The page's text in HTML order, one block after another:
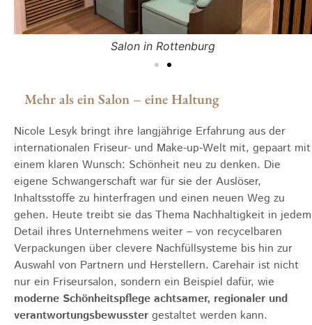
Salon in Rottenburg
Mehr als ein Salon – eine Haltung
Nicole Lesyk bringt ihre langjährige Erfahrung aus der
internationalen Friseur- und Make-up-Welt mit, gepaart mit
einem klaren Wunsch: Schönheit neu zu denken. Die
eigene Schwangerschaft war für sie der Auslöser,
Inhaltsstoffe zu hinterfragen und einen neuen Weg zu
gehen. Heute treibt sie das Thema Nachhaltigkeit in jedem
Detail ihres Unternehmens weiter – von recycelbaren
Verpackungen über clevere Nachfüllsysteme bis hin zur
Auswahl von Partnern und Herstellern. Carehair ist nicht
nur ein Friseursalon, sondern ein Beispiel dafür, wie
moderne Schönheitspflege achtsamer, regionaler und
verantwortungsbewusster gestaltet werden kann.